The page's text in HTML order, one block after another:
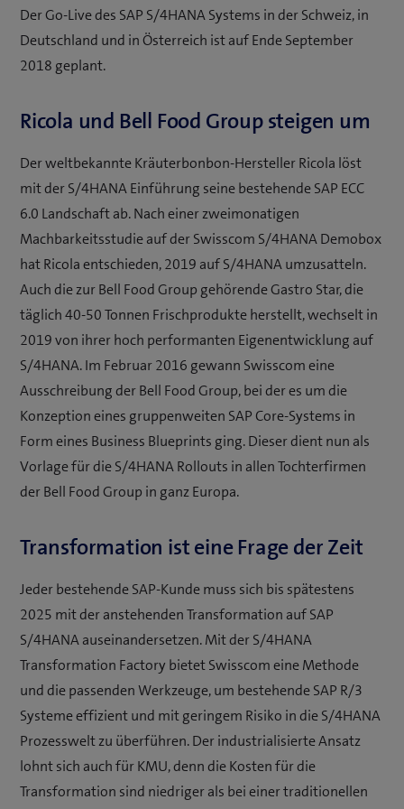
Der Go-Live des SAP S/4HANA Systems in der Schweiz, in
Deutschland und in Österreich ist auf Ende September
2018 geplant.
Ricola und Bell Food Group steigen um
Der weltbekannte Kräuterbonbon-Hersteller Ricola löst
mit der S/4HANA Einführung seine bestehende SAP ECC
6.0 Landschaft ab. Nach einer zweimonatigen
Machbarkeitsstudie auf der Swisscom S/4HANA Demobox
hat Ricola entschieden, 2019 auf S/4HANA umzusatteln.
Auch die zur Bell Food Group gehörende Gastro Star, die
täglich 40-50 Tonnen Frischprodukte herstellt, wechselt in
2019 von ihrer hoch performanten Eigenentwicklung auf
S/4HANA. Im Februar 2016 gewann Swisscom eine
Ausschreibung der Bell Food Group, bei der es um die
Konzeption eines gruppenweiten SAP Core-Systems in
Form eines Business Blueprints ging. Dieser dient nun als
Vorlage für die S/4HANA Rollouts in allen Tochterfirmen
der Bell Food Group in ganz Europa.
Transformation ist eine Frage der Zeit
Jeder bestehende SAP-Kunde muss sich bis spätestens
2025 mit der anstehenden Transformation auf SAP
S/4HANA auseinandersetzen. Mit der S/4HANA
Transformation Factory bietet Swisscom eine Methode
und die passenden Werkzeuge, um bestehende SAP R/3
Systeme effizient und mit geringem Risiko in die S/4HANA
Prozesswelt zu überführen. Der industrialisierte Ansatz
lohnt sich auch für KMU, denn die Kosten für die
Transformation sind niedriger als bei einer traditionellen